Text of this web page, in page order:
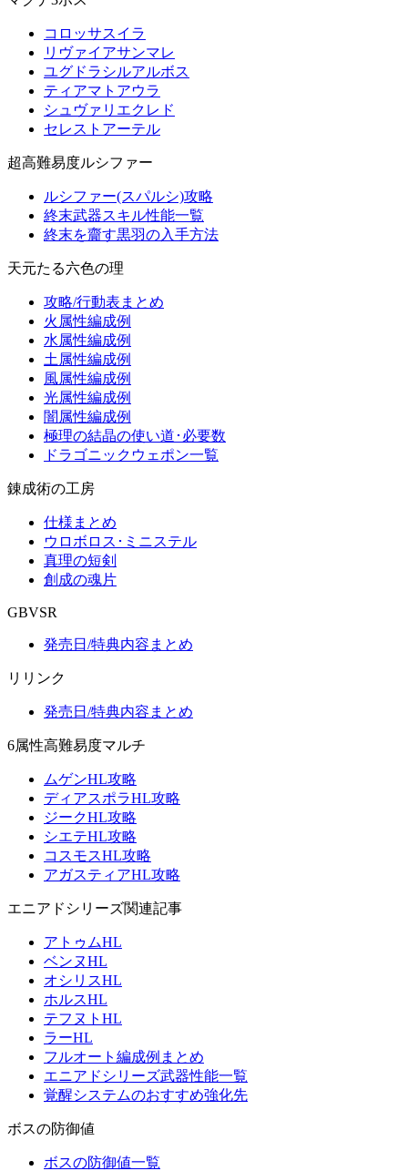
コロッサスイラ
リヴァイアサンマレ
ユグドラシルアルボス
ティアマトアウラ
シュヴァリエクレド
セレストアーテル
超高難易度ルシファー
ルシファー(スパルシ)攻略
終末武器スキル性能一覧
終末を齎す黒羽の入手方法
天元たる六色の理
攻略/行動表まとめ
火属性編成例
水属性編成例
土属性編成例
風属性編成例
光属性編成例
闇属性編成例
極理の結晶の使い道･必要数
ドラゴニックウェポン一覧
錬成術の工房
仕様まとめ
ウロボロス･ミニステル
真理の短剣
創成の魂片
GBVSR
発売日/特典内容まとめ
リリンク
発売日/特典内容まとめ
6属性高難易度マルチ
ムゲンHL攻略
ディアスポラHL攻略
ジークHL攻略
シエテHL攻略
コスモスHL攻略
アガスティアHL攻略
エニアドシリーズ関連記事
アトゥムHL
ベンヌHL
オシリスHL
ホルスHL
テフヌトHL
ラーHL
フルオート編成例まとめ
エニアドシリーズ武器性能一覧
覚醒システムのおすすめ強化先
ボスの防御値
ボスの防御値一覧